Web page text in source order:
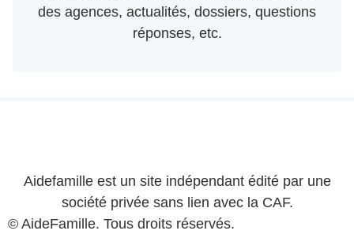
des agences, actualités, dossiers, questions
réponses, etc.
Aidefamille est un site indépendant édité par une
société privée sans lien avec la CAF.
© AideFamille. Tous droits réservés.